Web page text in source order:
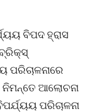
ବିପଦ ହ୍ରାସ
ପରିଚାଳନାରେ
ଆଲୋଚନା
ପରିଚାଳନା